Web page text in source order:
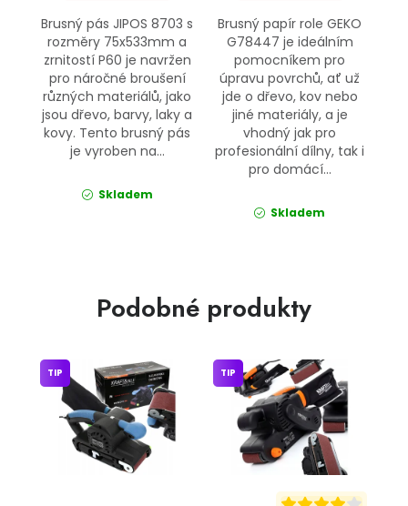
Brusný pás JIPOS 8703 s
rozměry 75x533mm a
zrnitostí P60 je navržen
pro náročné broušení
různých materiálů, jako
jsou dřevo, barvy, laky a
kovy. Tento brusný pás
je vyroben na...
Skladem
Brusný papír role GEKO
G78447 je ideálním
pomocníkem pro
úpravu povrchů, ať už
jde o dřevo, kov nebo
jiné materiály, a je
vhodný jak pro
profesionální dílny, tak i
pro domácí...
Skladem
Podobné produkty
TIP TIP